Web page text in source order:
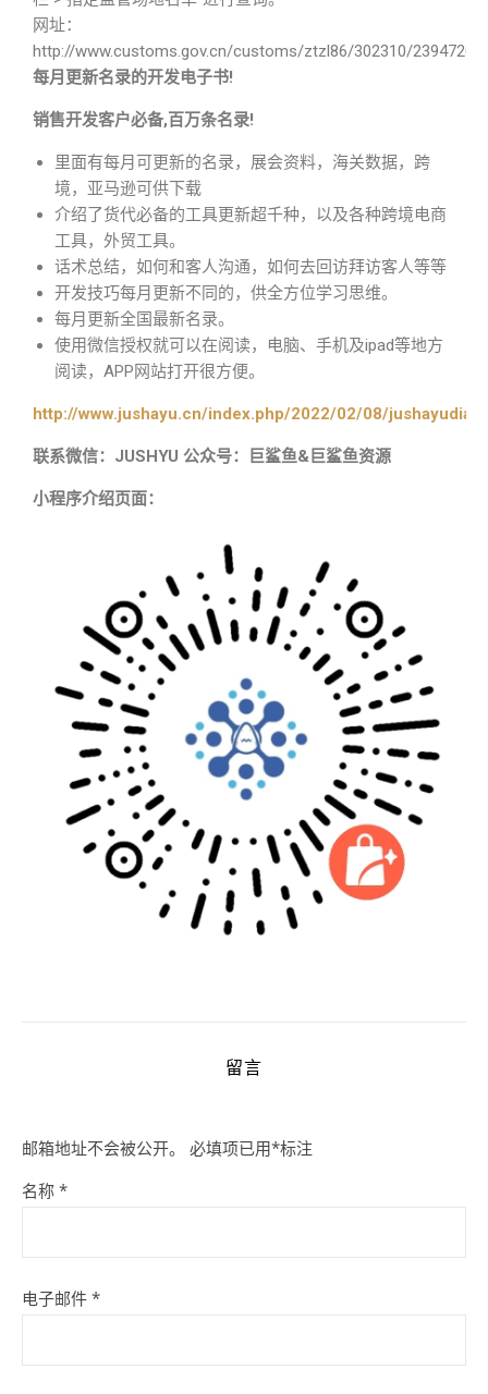
网址：
http://www.customs.gov.cn/customs/ztzl86/302310/2394720/
每月更新名录的开发电子书!
销售开发客户必备,百万条名录!
里面有每月可更新的名录，展会资料，海关数据，跨
境，亚马逊可供下载
介绍了货代必备的工具更新超千种，以及各种跨境电商
工具，外贸工具。
话术总结，如何和客人沟通，如何去回访拜访客人等等
开发技巧每月更新不同的，供全方位学习思维。
每月更新全国最新名录。
使用微信授权就可以在阅读，电脑、手机及ipad等地方
阅读，APP网站打开很方便。
http://www.jushayu.cn/index.php/2022/02/08/
联系微信：JUSHYU 公众号：巨鲨鱼&巨鲨鱼资源
小程序介绍页面：
留言
邮箱地址不会被公开。 必填项已用*标注
名称 *
电子邮件 *